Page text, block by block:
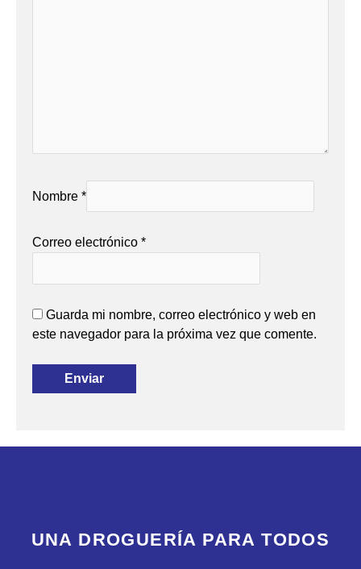
Nombre *
Correo electrónico *
Guarda mi nombre, correo electrónico y web en
este navegador para la próxima vez que comente.
UNA DROGUERÍA PARA TODOS